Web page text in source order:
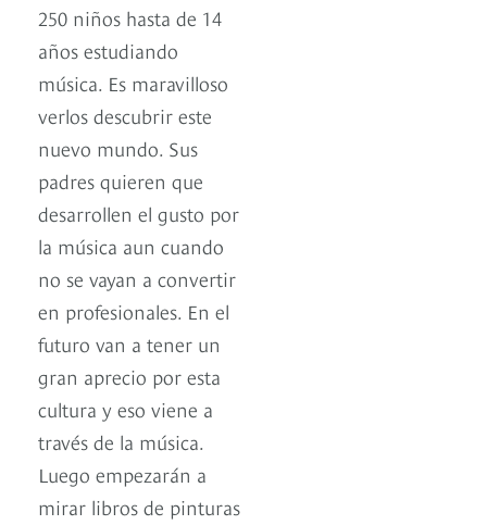
250 niños hasta de 14
años estudiando
música. Es maravilloso
verlos descubrir este
nuevo mundo. Sus
padres quieren que
desarrollen el gusto por
la música aun cuando
no se vayan a convertir
en profesionales. En el
futuro van a tener un
gran aprecio por esta
cultura y eso viene a
través de la música.
Luego empezarán a
mirar libros de pinturas